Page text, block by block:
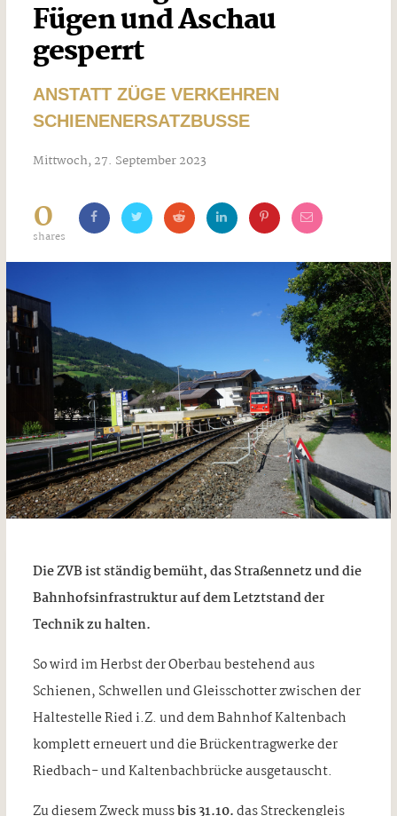
Fügen und Aschau
gesperrt
ANSTATT ZÜGE VERKEHREN
SCHIENENERSATZBUSSE
Mittwoch, 27. September 2023
0
shares
Die ZVB ist ständig bemüht, das Straßennetz und die
Bahnhofsinfrastruktur auf dem Letztstand der
Technik zu halten.
So wird im Herbst der Oberbau bestehend aus
Schienen, Schwellen und Gleisschotter zwischen der
Haltestelle Ried i.Z. und dem Bahnhof Kaltenbach
komplett erneuert und die Brückentragwerke der
Riedbach- und Kaltenbachbrücke ausgetauscht.